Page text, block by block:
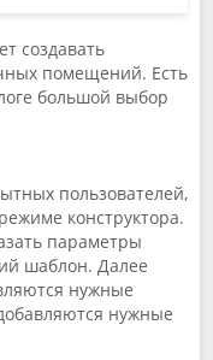
создавать
помещений. Есть
большой выбор
пользователей,
конструктора.
параметры
шаблон. Далее
нужные
нужные